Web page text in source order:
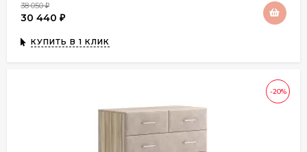
38 050₽
30 440 ₽
КУПИТЬ В 1 КЛИК
-20%